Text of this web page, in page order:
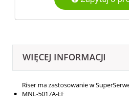
WIĘCEJ INFORMACJI
Riser ma zastosowanie w
MNL-5017A-EF